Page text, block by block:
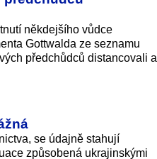
někdejšího vůdce
Gottwalda ze seznamu
předchůdců distancovali a
se údajně stahují
způsobená ukrajinskými